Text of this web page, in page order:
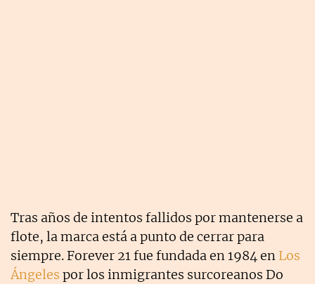
Tras años de intentos fallidos por mantenerse a
flote, la marca está a punto de cerrar para
siempre. Forever 21 fue fundada en 1984 en Los
Ángeles por los inmigrantes surcoreanos Do